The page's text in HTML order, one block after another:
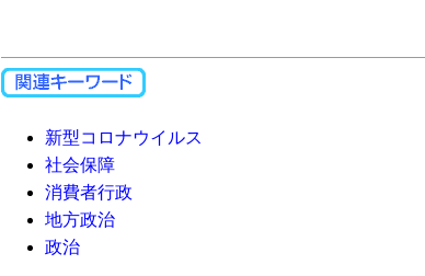
新型コロナウイルス
社会保障
消費者行政
地方政治
政治